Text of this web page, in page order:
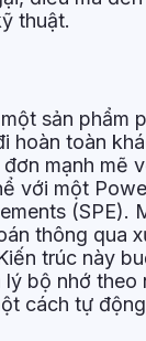
thuật.
sản phẩm
hoàn toàn
mạnh mẽ
với một
(SPE).
thông qua
trúc này
bộ nhớ theo
cách tự